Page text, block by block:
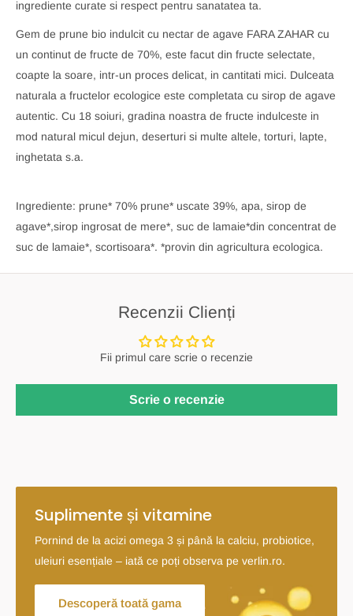
ingrediente curate si respect pentru sanatatea ta.
Gem de prune bio indulcit cu nectar de agave FARA ZAHAR cu
un continut de fructe de 70%, este facut din fructe selectate,
coapte la soare, intr-un proces delicat, in cantitati mici. Dulceata
naturala a fructelor ecologice este completata cu sirop de agave
autentic. Cu 18 soiuri, gradina noastra de fructe indulceste in
mod natural micul dejun, deserturi si multe altele, torturi, lapte,
inghetata s.a.
Ingrediente: prune* 70% prune* uscate 39%, apa, sirop de
agave*,sirop ingrosat de mere*, suc de lamaie*din concentrat de
suc de lamaie*, scortisoara*. *provin din agricultura ecologica.
Recenzii Clienți
Fii primul care scrie o recenzie
Scrie o recenzie
Suplimente și vitamine
Pornind de la acizi omega 3 și până la calciu, probiotice,
uleiuri esențiale – iată ce poți observa pe verlin.ro.
Descoperă toată gama